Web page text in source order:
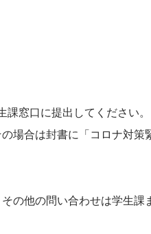
窓口に提出してください。
場合は封書に「コロナ対策
の他の問い合わせは学生課